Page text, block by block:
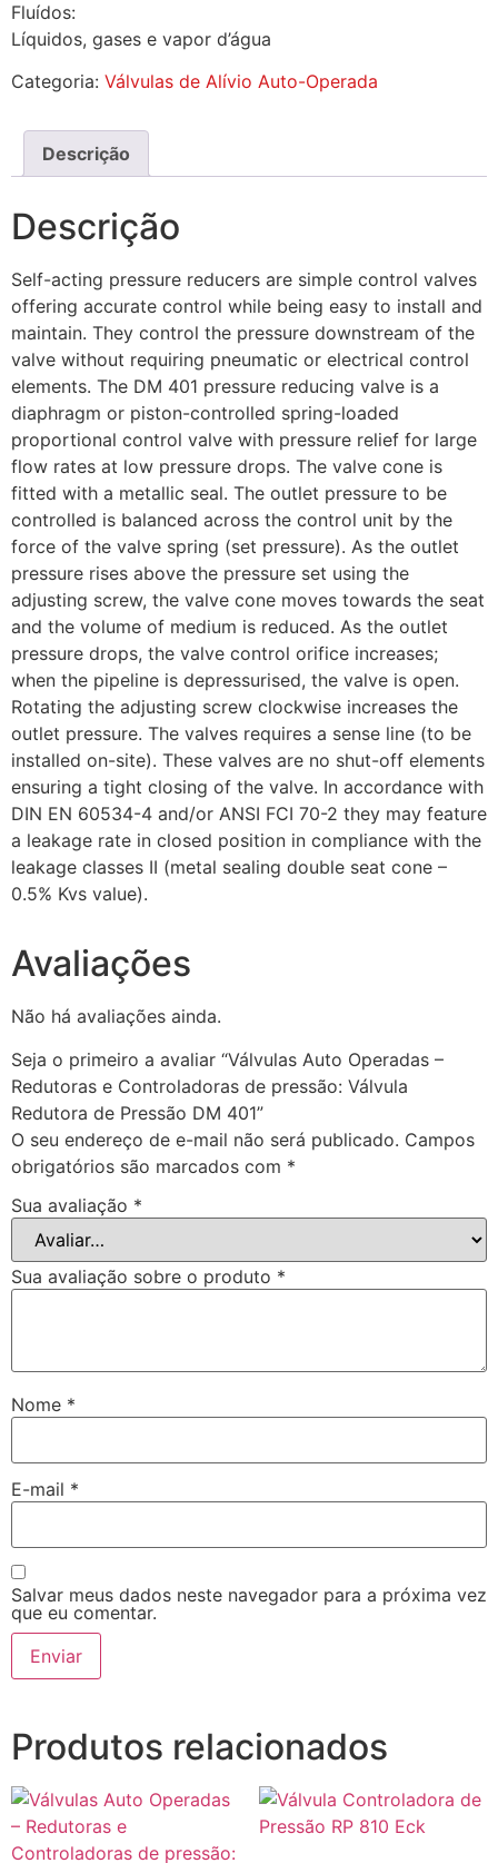
Fluídos:
Líquidos, gases e vapor d’água
Categoria: Válvulas de Alívio Auto-Operada
Descrição
Descrição
Self-acting pressure reducers are simple control valves
offering accurate control while being easy to install and
maintain. They control the pressure downstream of the
valve without requiring pneumatic or electrical control
elements. The DM 401 pressure reducing valve is a
diaphragm or piston-controlled spring-loaded
proportional control valve with pressure relief for large
flow rates at low pressure drops. The valve cone is
fitted with a metallic seal. The outlet pressure to be
controlled is balanced across the control unit by the
force of the valve spring (set pressure). As the outlet
pressure rises above the pressure set using the
adjusting screw, the valve cone moves towards the seat
and the volume of medium is reduced. As the outlet
pressure drops, the valve control orifice increases;
when the pipeline is depressurised, the valve is open.
Rotating the adjusting screw clockwise increases the
outlet pressure. The valves requires a sense line (to be
installed on-site). These valves are no shut-off elements
ensuring a tight closing of the valve. In accordance with
DIN EN 60534-4 and/or ANSI FCI 70-2 they may feature
a leakage rate in closed position in compliance with the
leakage classes II (metal sealing double seat cone –
0.5% Kvs value).
Avaliações
Não há avaliações ainda.
Seja o primeiro a avaliar “Válvulas Auto Operadas –
Redutoras e Controladoras de pressão: Válvula
Redutora de Pressão DM 401”
O seu endereço de e-mail não será publicado. Campos
obrigatórios são marcados com *
Sua avaliação *
Sua avaliação sobre o produto *
Nome *
E-mail *
Salvar meus dados neste navegador para a próxima vez
que eu comentar.
Produtos relacionados